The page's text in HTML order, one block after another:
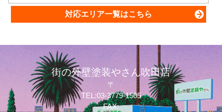
対応エリア一覧はこちら
街の外壁塗装やさん吹田店
〒
TEL:03-3779-1505
FAX: